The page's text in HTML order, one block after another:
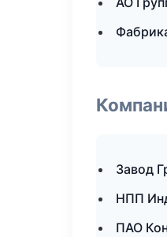
Завод
НПП
ПАО